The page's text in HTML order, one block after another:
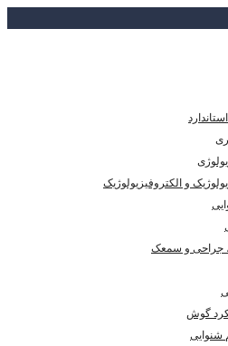
و الکتروفیزیولوژیک
جراحی و سمعک
گوش
شنوایی